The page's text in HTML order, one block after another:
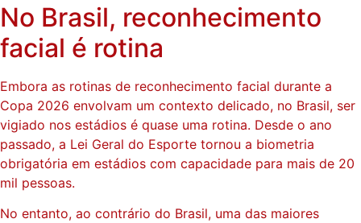
No Brasil, reconhecimento
facial é rotina
Embora as rotinas de reconhecimento facial durante a
Copa 2026 envolvam um contexto delicado, no Brasil, ser
vigiado nos estádios é quase uma rotina. Desde o ano
passado, a Lei Geral do Esporte tornou a biometria
obrigatória em estádios com capacidade para mais de 20
mil pessoas.
No entanto, ao contrário do Brasil, uma das maiores